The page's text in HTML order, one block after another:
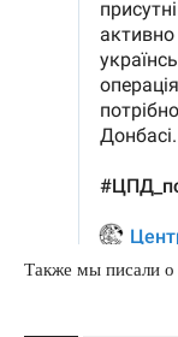
Также мы писали о